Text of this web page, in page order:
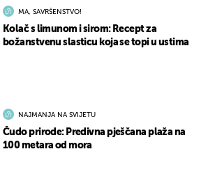
MA, SAVRŠENSTVO!
Kolač s limunom i sirom: Recept za
božanstvenu slasticu koja se topi u ustima
NAJMANJA NA SVIJETU
Čudo prirode: Predivna pješčana plaža na
100 metara od mora